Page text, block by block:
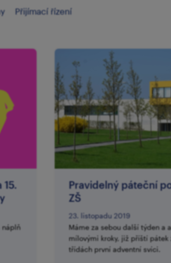
Přijímací řízení
náplň
Pravidelný páteční
ZŠ
23. listopadu 2019
Máme za sebou další týden a
mílovými kroky, již příští pátek
třídách první adventní svíci.